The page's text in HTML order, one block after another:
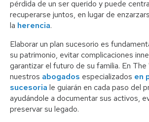
pérdida de un ser querido y puede
recuperarse juntos, en lugar de
la herencia.
Elaborar un plan sucesorio es
su patrimonio, evitar complicaciones
garantizar el futuro de su familia. En The
nuestros abogados especializados en
sucesoria le guiarán en cada paso del
ayudándole a documentar sus activos,
preservar su legado.